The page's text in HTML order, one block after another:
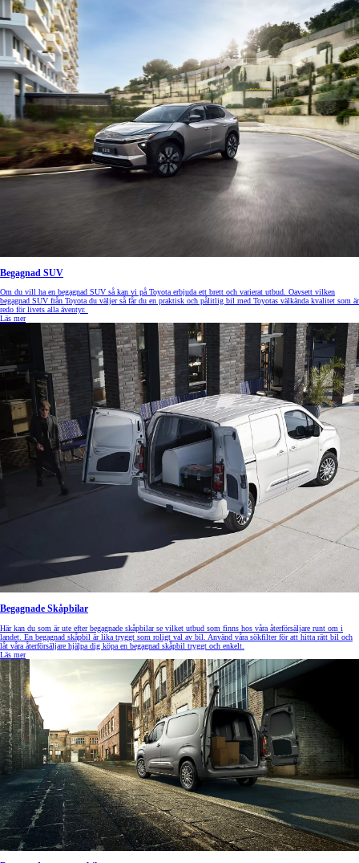
Begagnad SUV
Om du vill ha en begagnad SUV så kan vi på Toyota erbjuda ett brett och varierat utbud. Oavsett vilken
begagnad SUV från Toyota du väljer så får du en praktisk och pålitlig bil med Toyotas välkända kvalitet som är
redo för livets alla äventyr.
Läs mer
Begagnade Skåpbilar
Här kan du som är ute efter begagnade skåpbilar se vilket utbud som finns hos våra återförsäljare runt om i
landet. En begagnad skåpbil är lika tryggt som roligt val av bil. Använd våra sökfilter för att hitta rätt bil och
låt våra återförsäljare hjälpa dig köpa en begagnad skåpbil tryggt och enkelt.
Läs mer